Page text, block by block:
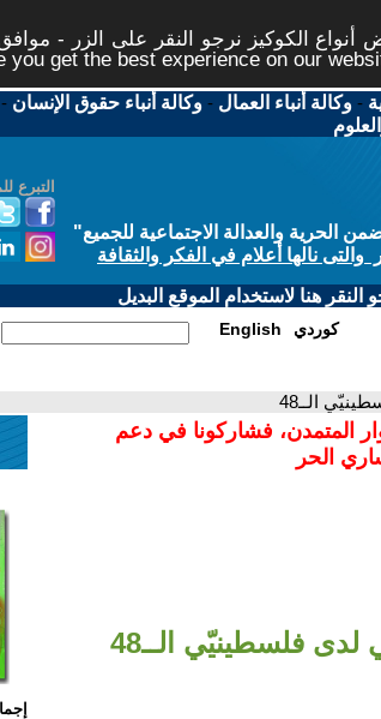
الكوكيز نرجو النقر على الزر -
get the best experience on our
-وكالة أنباء العمال -وكالة أنباء حقوق الإنسان -
التبرع
والعدالة الاجتماعية للجميع"
نالها أعلام في الفكر والثقافة
هنا لاستخدام الموقع البديل
English كوردي
الــ48
المتمدن، فشاركونا في دعم
الحر
لدى فلسطينيّي الــ48